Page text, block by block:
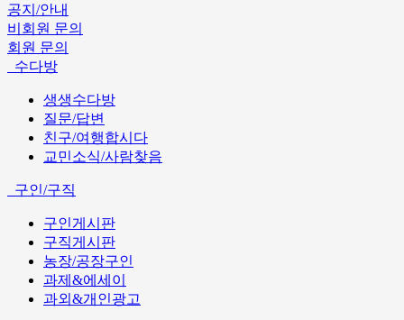
공지/안내
비회원 문의
회원 문의
수다방
생생수다방
질문/답변
친구/여행합시다
교민소식/사람찾음
구인/구직
구인게시판
구직게시판
농장/공장구인
과제&에세이
과외&개인광고